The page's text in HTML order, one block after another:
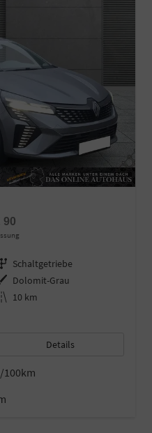
90
Getriebe Schaltgetriebe
Außenfarbe Dolomit-Grau
Kilometerstand 10 km
Details
100km